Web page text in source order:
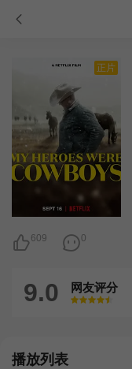
正片
609 0
9.0 网友评分
很差
较差还行推荐力荐
播放列表